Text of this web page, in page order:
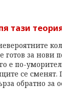
тази
готов за нови
е по-
се
обратно за